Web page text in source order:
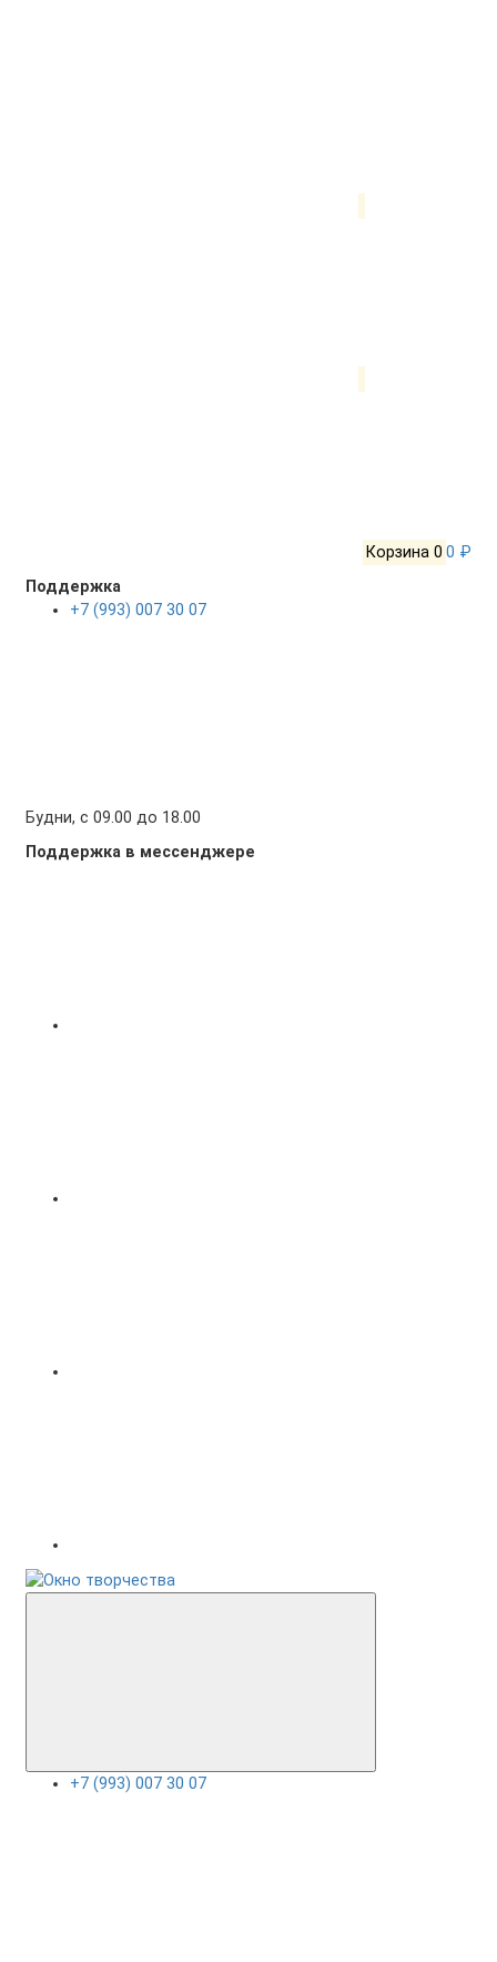
Корзина 0 0 ₽
Поддержка
+7 (993) 007 30 07
Будни, с 09.00 до 18.00
Поддержка в мессенджере
+7 (993) 007 30 07